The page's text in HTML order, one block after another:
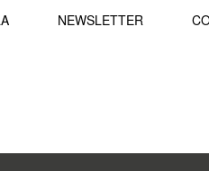
NEWSLETTER